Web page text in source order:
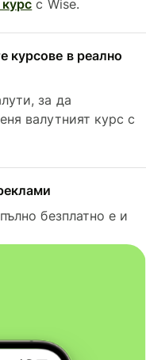
с Wise.
курсове в реално
за да
валутният курс с
безплатно е и